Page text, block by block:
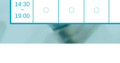
14:30
~
19:00
〇 〇 〇